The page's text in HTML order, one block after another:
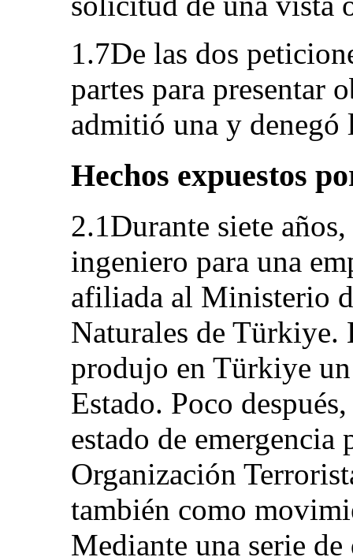
1.7De las dos
partes para presentar
admitió una y denegó
Hechos expuestos
2.1Durante siete
ingeniero para una
afiliada al Ministerio
Naturales de Türkiye.
produjo en Türkiye
Estado. Poco
estado de emergencia
Organización
también como
Mediante una serie